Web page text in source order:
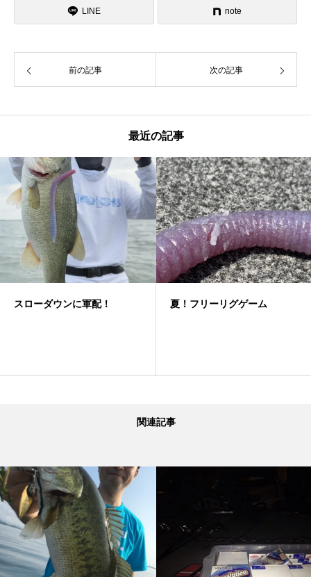
LINE note
前の記事 次の記事
最近の記事
スローダウンに軍配！ 夏！フリーリグゲーム
関連記事